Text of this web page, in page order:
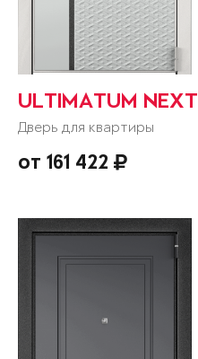
ULTIMATUM NEXT
Дверь для квартиры
от 161 422